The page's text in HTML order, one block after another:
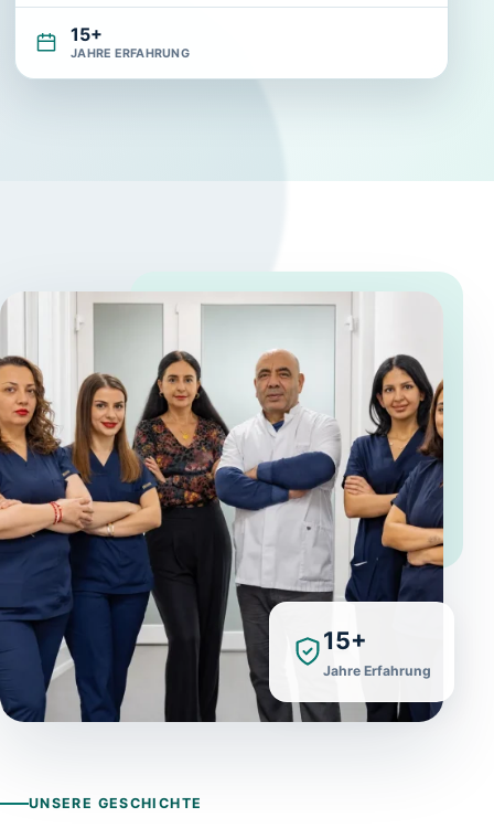
15+
JAHRE ERFAHRUNG
15+
Jahre Erfahrung
UNSERE GESCHICHTE